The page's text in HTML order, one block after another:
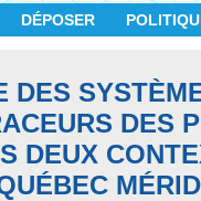
DÉPOSER
DES
DES
DEUX